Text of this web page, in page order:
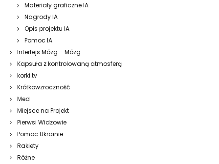
Materiały graficzne IA
Nagrody IA
Opis projektu IA
Pomoc IA
Interfejs Mózg – Mózg
Kapsuła z kontrolowaną atmosferą
korki.tv
Krótkowzroczność
Med
Miejsce na Projekt
Pierwsi Widzowie
Pomoc Ukrainie
Rakiety
Różne